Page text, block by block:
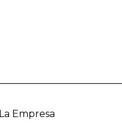
La Empresa